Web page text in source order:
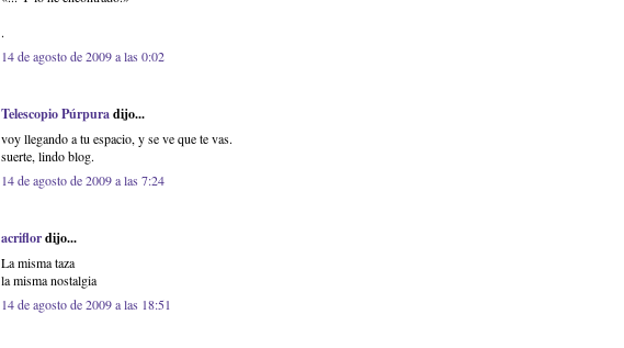
.
14 de agosto de 2009 a las 0:02
Telescopio Púrpuradijo...
voy llegando a tu espacio, y se ve que te vas.
suerte, lindo blog.
14 de agosto de 2009 a las 7:24
acriflordijo...
La misma taza
la misma nostalgia
14 de agosto de 2009 a las 18:51